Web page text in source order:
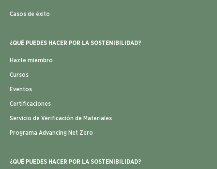
Casos de éxito
¿QUÉ PUEDES HACER POR LA SOSTENIBILIDAD?
Hazte miembro
Cursos
Eventos
Certificaciones
Servicio de Verificación de Materiales
Programa Advancing Net Zero
¿QUÉ PUEDES HACER POR LA SOSTENIBILIDAD?